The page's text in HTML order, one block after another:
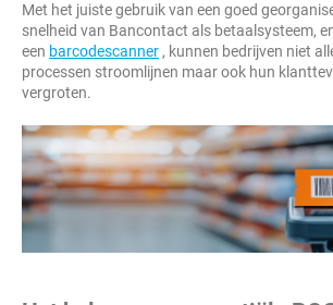
Met het juiste gebruik van een goed
snelheid van Bancontact als betaalsysteem,
een barcodescanner , kunnen bedrijven niet
processen stroomlijnen maar ook hun
vergroten.